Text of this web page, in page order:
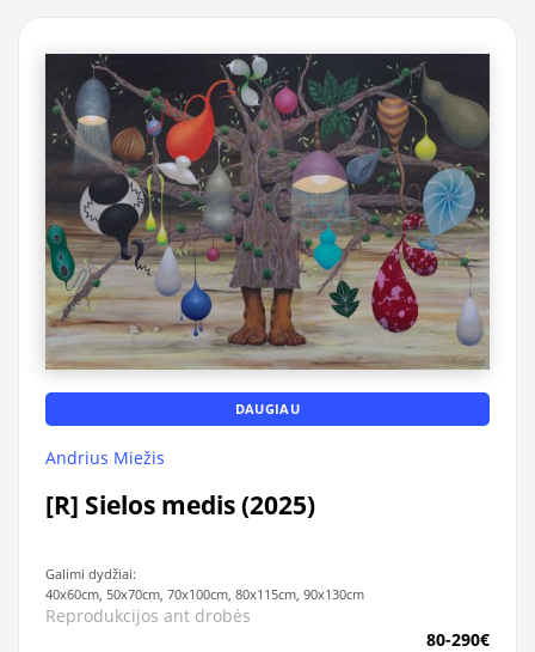
DAUGIAU
Andrius Miežis
[R] Sielos medis (2025)
Galimi dydžiai:
40x60cm, 50x70cm, 70x100cm, 80x115cm, 90x130cm
Reprodukcijos ant drobės
80-290€